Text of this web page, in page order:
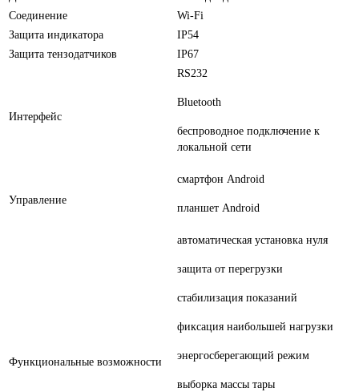
Соединение
Wi-Fi
Защита индикатора
IP54
Защита тензодатчиков
IP67
Интерфейс
RS232
Bluetooth
беспроводное подключение к
локальной сети
Управление
смартфон Android
планшет Android
Функциональные возможности
автоматическая установка нуля
защита от перегрузки
стабилизация показаний
фиксация наибольшей нагрузки
энергосберегающий режим
выборка массы тары